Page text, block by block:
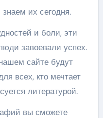
их сегодня.
и боли, эти
завоевали успех.
сайте будут
всех, кто мечтает
литературой.
вы сможете